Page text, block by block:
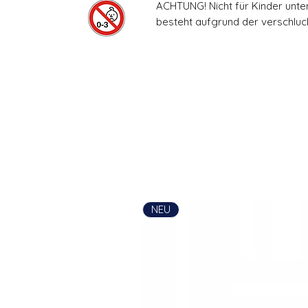
ACHTUNG! Nicht für Kinder
besteht aufgrund der
NEU